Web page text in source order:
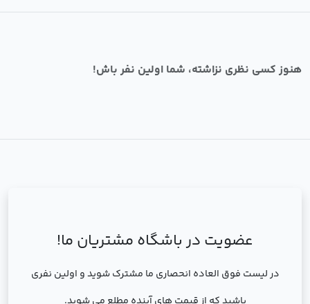
هنوز کسی نظری نزاشته، شما اولین نفر باش!
عضویت در باشگاه مشتریان ما!
در لیست فوق العاده انحصاری ما مشترک شوید و اولین نفری